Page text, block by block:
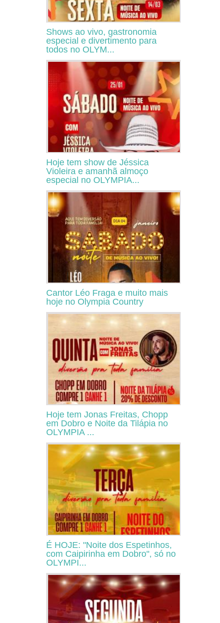
Shows ao vivo, gastronomia
especial e divertimento para
todos no OLYM...
Hoje tem show de Jéssica
Violeira e amanhã almoço
especial no OLYMPIA...
Cantor Léo Fraga e muito mais
hoje no Olympia Country
Hoje tem Jonas Freitas, Chopp
em Dobro e Noite da Tilápia no
OLYMPIA ...
É HOJE: "Noite dos Espetinhos,
com Caipirinha em Dobro", só no
OLYMPI...